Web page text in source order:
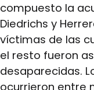
compuesto la
Diedrichs y
víctimas de las
el resto fueron
desaparecidas.
ocurrieron entre